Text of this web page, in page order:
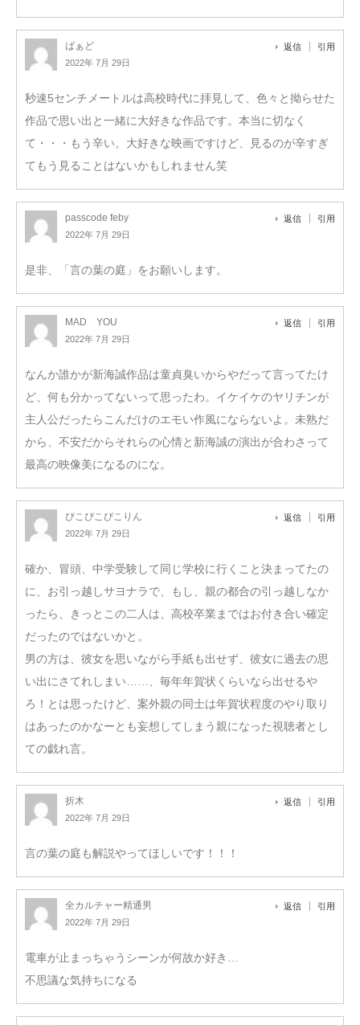
ばぁど
2022年 7月 29日
返信 引用
秒速5センチメートルは高校時代に拝見して、色々と拗らせた
作品で思い出と一緒に大好きな作品です。本当に切なく
て・・・もう辛い。大好きな映画ですけど、見るのが辛すぎ
てもう見ることはないかもしれません笑
passcode feby
2022年 7月 29日
返信 引用
是非、「言の葉の庭」をお願いします。
MAD YOU
2022年 7月 29日
返信 引用
なんか誰かが新海誠作品は童貞臭いからやだって言ってたけ
ど、何も分かってないって思ったわ。イケイケのヤリチンが
主人公だったらこんだけのエモい作風にならないよ。未熟だ
から、不安だからそれらの心情と新海誠の演出が合わさって
最高の映像美になるのにな。
ぴこぴこぴこりん
2022年 7月 29日
返信 引用
確か、冒頭、中学受験して同じ学校に行くこと決まってたの
に、お引っ越しサヨナラで、もし、親の都合の引っ越しなか
ったら、きっとこの二人は、高校卒業まではお付き合い確定
だったのではないかと。
男の方は、彼女を思いながら手紙も出せず、彼女に過去の思
い出にさてれしまい……、毎年年賀状くらいなら出せるや
ろ！とは思ったけど、案外親の同士は年賀状程度のやり取り
はあったのかなーとも妄想してしまう親になった視聴者とし
ての戯れ言。
折木
2022年 7月 29日
返信 引用
言の葉の庭も解説やってほしいです！！！
全カルチャー精通男
2022年 7月 29日
返信 引用
電車が止まっちゃうシーンが何故か好き…
不思議な気持ちになる